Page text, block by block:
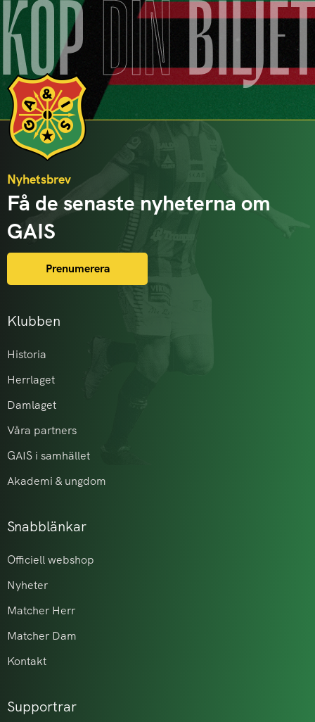
KÖPDIN
Klubben
Historia
Herrlaget
Damlaget
Våra partners
GAIS i samhället
Akademi & ungdom
Snabblänkar
Officiell webshop
Nyheter
Matcher Herr
Matcher Dam
Kontakt
Supportrar
Nyhetsbrev
Få de senaste nyheterna om
GAIS
Prenumerera